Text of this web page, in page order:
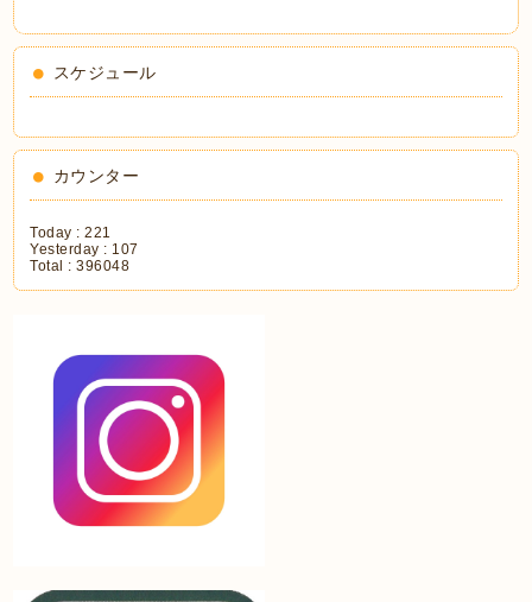
スケジュール
カウンター
Today :221
Yesterday : 107
Total :396048